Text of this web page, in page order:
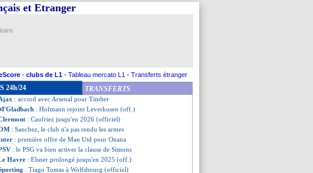
et Etranger
- clubs de L1 - Tableau mercato L1 - Transferts étranger
24h/24 TRANSFERTS
: Luis Enrique remplace Galtier (officiel)
Utd
: bonne nouvelle pour Rico
: Al-Ahli fonce sur Mané
: accord avec Arsenal pour Timber
: Hofmann rejoint Leverkusen (off.)
: Caufriez jusqu'en 2026 (officiel)
: Sanchez, le club n'a pas rendu les armes
: première offre de Man Utd pour Onana
: le PSG va bien activer la clause de Simons
Havre : Elsner prolongé jusqu'en 2025 (off.)
: Tiago Tomas à Wolfsbourg (officiel)